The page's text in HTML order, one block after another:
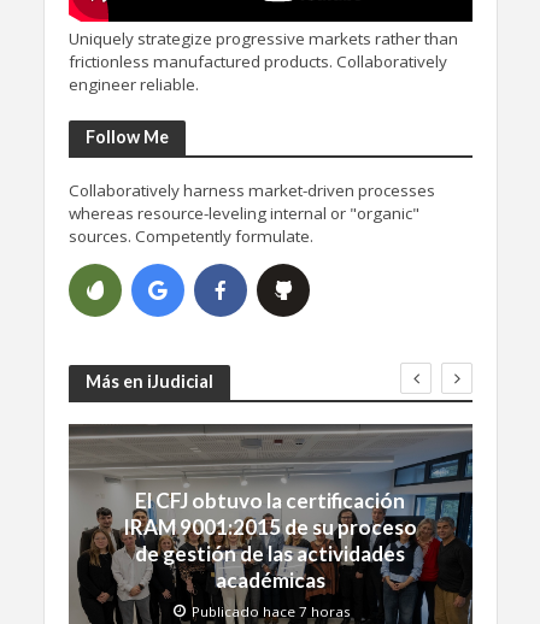
Uniquely strategize progressive markets rather than
frictionless manufactured products. Collaboratively
engineer reliable.
Follow Me
Collaboratively harness market-driven processes
whereas resource-leveling internal or "organic"
sources. Competently formulate.
Más en iJudicial
El CFJ obtuvo la certificación
IRAM 9001:2015 de su proceso
de gestión de las actividades
académicas
Publicado hace 7 horas